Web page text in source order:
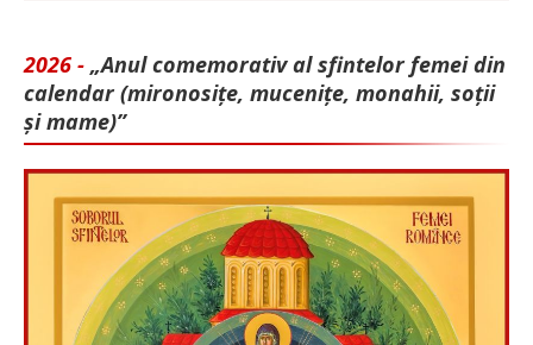
2026 - „Anul comemorativ al sfintelor femei din
calendar (mironosițe, mu­cenițe, monahii, soții
și mame)”